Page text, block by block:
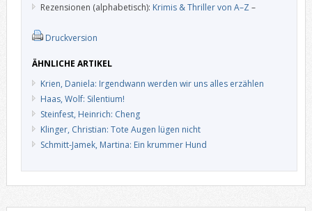
Rezensionen (alphabetisch): Krimis & Thriller von A–Z –
Druckversion
ÄHNLICHE ARTIKEL
Krien, Daniela: Irgendwann werden wir uns alles erzählen
Haas, Wolf: Silentium!
Steinfest, Heinrich: Cheng
Klinger, Christian: Tote Augen lügen nicht
Schmitt-Jamek, Martina: Ein krummer Hund